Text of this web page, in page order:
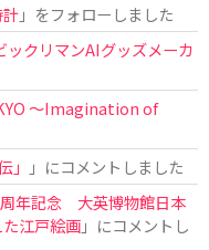
」をフォローしました
ックリマンAIグッズメーカ
〜Imagination of
」
」にコメントしました
年記念 大英博物館日本
江戸絵画」にコメントし